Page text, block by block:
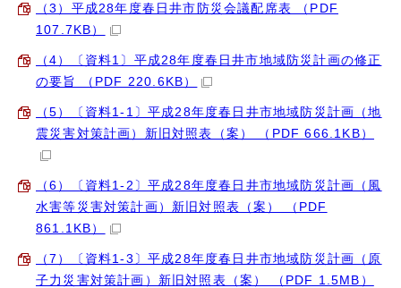
（3）平成28年度春日井市防災会議配席表 （PDF
107.7KB）
（4）〔資料1〕平成28年度春日井市地域防災計画の修正
の要旨 （PDF 220.6KB）
（5）〔資料1-1〕平成28年度春日井市地域防災計画（地
震災害対策計画）新旧対照表（案） （PDF 666.1KB）
（6）〔資料1-2〕平成28年度春日井市地域防災計画（風
水害等災害対策計画）新旧対照表（案） （PDF
861.1KB）
（7）〔資料1-3〕平成28年度春日井市地域防災計画（原
子力災害対策計画）新旧対照表（案） （PDF 1.5MB）